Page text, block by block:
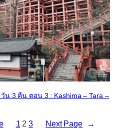
น 3 คืน ตอน 3 : Kashima – Tara –
1 2 3 Next Page →